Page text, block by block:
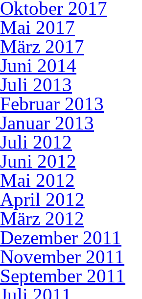
Oktober 2017
Mai 2017
März 2017
Juni 2014
Juli 2013
Februar 2013
Januar 2013
Juli 2012
Juni 2012
Mai 2012
April 2012
März 2012
Dezember 2011
November 2011
September 2011